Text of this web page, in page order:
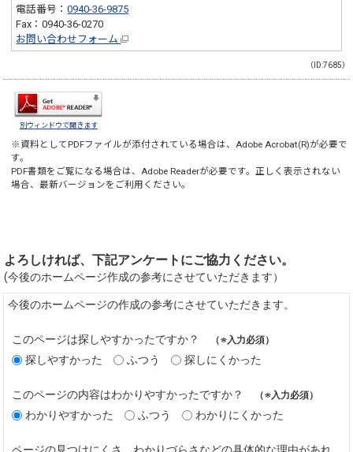
電話番号：0940-36-9875
Fax：0940-36-0270
お問い合わせフォーム
（ID:7685）
別ウィンドウで開きます
※資料としてPDFファイルが添付されている場合は、 Adobe Acrobat(R)が必要で
す。
PDF書類をご覧になる場合は、 Adobe Readerが必要です。正しく表示されない
場合、最新バージョンをご利用ください。